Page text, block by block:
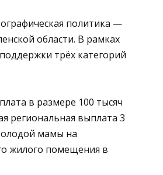
политика —
области. В рамках
трёх категорий
в размере 100 тысяч
региональная выплата 3
мамы на
жилого помещения в